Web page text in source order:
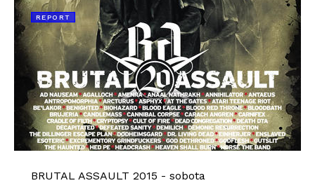
REPORT
BRUTAL ASSAULT 2015 - sobota